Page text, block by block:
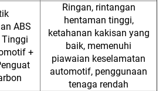
ABS
+
Ringan, rintangan
hentaman tinggi,
ketahanan kakisan yang
baik, memenuhi
piawaian keselamatan
automotif, penggunaan
tenaga rendah